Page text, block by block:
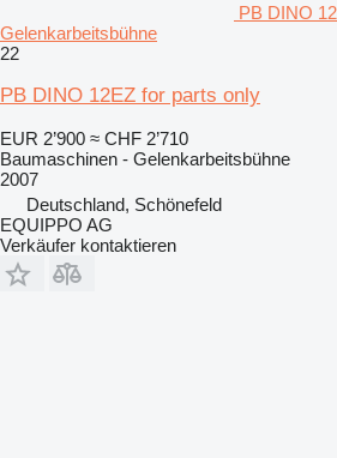
PB DINO
Gelenkarbeitsbühne
22
PB DINO 12EZ for parts only
EUR 2’900 ≈ CHF 2’710
Baumaschinen - Gelenkarbeitsbühne
2007
Deutschland, Schönefeld
EQUIPPO AG
Verkäufer kontaktieren